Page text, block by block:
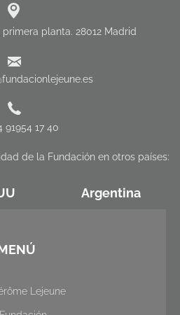
primera planta. 28012 Madrid
91954 17 40
de la Fundación en otros países:
Argentina
Lejeune